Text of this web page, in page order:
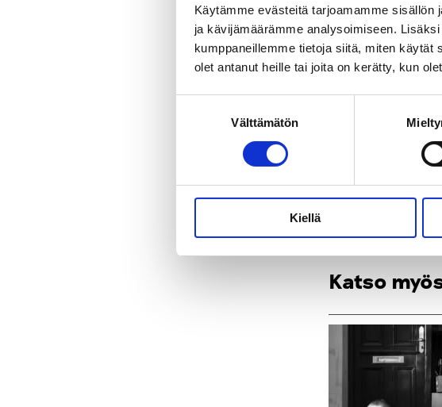
Käytämme evästeitä tarjoamamme sisällön
ja kävijämäärämme analysoimiseen.
kumppaneillemme tietoja siitä, miten käytät
olet antanut heille tai joita on kerätty, kun
Välttämätön
Kiellä
Harm Reduction
Valvotun
https://dev.hel.fi/
huumeet
Katso